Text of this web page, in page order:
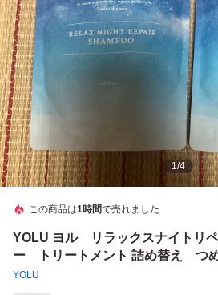
1/4
この商品は1時間で売れました
YOLU ヨル リラックスナイトリ
ー トリートメント 詰め替え つ
YOLU